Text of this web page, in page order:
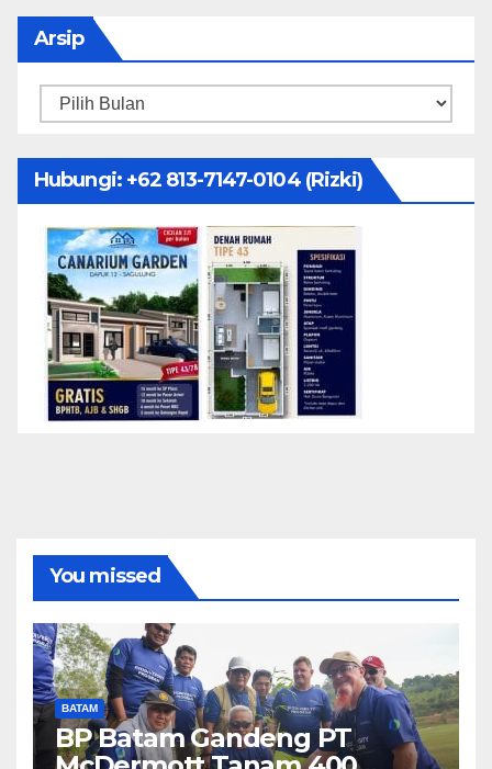
Arsip
Arsip
Hubungi: ‪+62 813-7147-0104‬ (Rizki)
You missed
BATAM
BP Batam Gandeng PT